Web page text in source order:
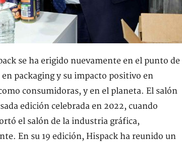
se ha erigido nuevamente en el punto de
packaging y su impacto positivo en
consumidoras, y en el planeta. El salón
edición celebrada en 2022, cuando
el salón de la industria gráfica,
En su 19 edición, Hispack ha reunido un